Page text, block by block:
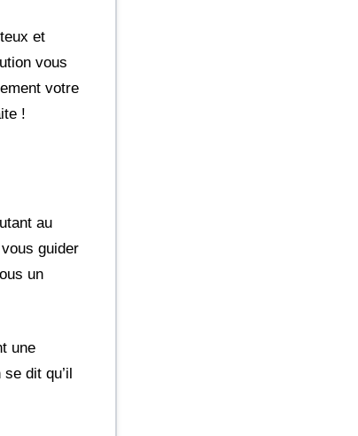
et
vous
votre
!
au
guider
un
une
dit qu’il